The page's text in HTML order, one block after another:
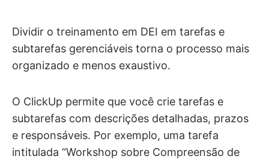
Dividir o treinamento em DEI em tarefas e
subtarefas gerenciáveis torna o processo mais
organizado e menos exaustivo.
O ClickUp permite que você crie tarefas e
subtarefas com descrições detalhadas, prazos
e responsáveis. Por exemplo, uma tarefa
intitulada “Workshop sobre Compreensão de